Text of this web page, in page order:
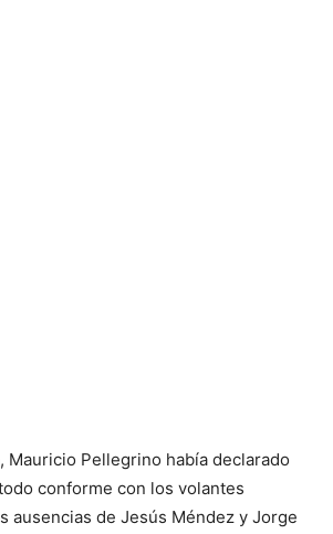
Mauricio Pellegrino había declarado
conforme con los volantes
ausencias de Jesús Méndez y Jorge